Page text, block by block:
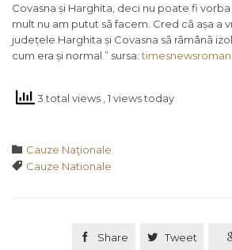
Covasna și Harghita, deci nu poate fi
mult nu am putut sã facem. Cred cã așa a
județele Harghita și Covasna sã rãmânã
cum era și normal.” sursa:
3 total views , 1 views today
 Category
Cauze Naţionale
 Tags
Cauze Nationale
 Share  Tweet